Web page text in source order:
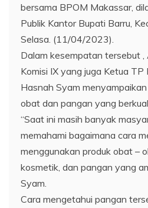
bersama BPOM Makassar,
Publik Kantor Bupati Barru,
Selasa. (11/04/2023).
Dalam kesempatan tersebut
Komisi IX yang juga Ketua TP
Hasnah Syam
obat dan pangan yang
“Saat ini masih banyak
memahami bagaimana cara
menggunakan produk obat –
kosmetik, dan pangan yang
Syam.
Cara mengetahui pangan